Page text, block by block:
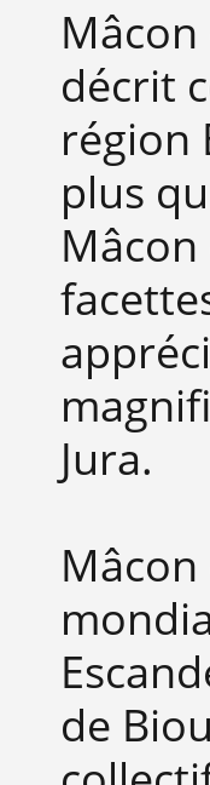
décrit
région
plus
Jura.
de